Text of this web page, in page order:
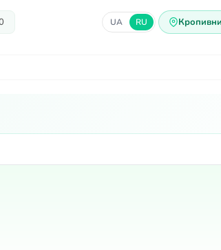
UA RU